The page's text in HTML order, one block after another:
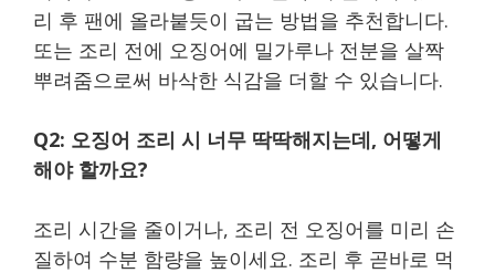
리 후 팬에 올라붙듯이 굽는 방법을 추천합니다.
또는 조리 전에 오징어에 밀가루나 전분을 살짝
뿌려줌으로써 바삭한 식감을 더할 수 있습니다.
Q2: 오징어 조리 시 너무 딱딱해지는데, 어떻게
해야 할까요?
조리 시간을 줄이거나, 조리 전 오징어를 미리 손
질하여 수분 함량을 높이세요. 조리 후 곧바로 먹